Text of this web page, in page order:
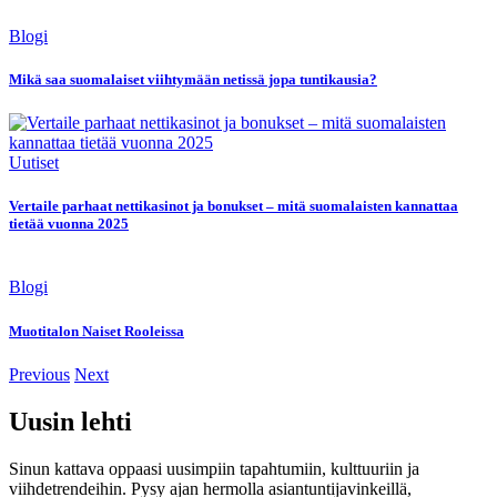
Blogi
Mikä saa suomalaiset viihtymään netissä jopa tuntikausia?
Uutiset
Vertaile parhaat nettikasinot ja bonukset – mitä suomalaisten kannattaa
tietää vuonna 2025
Blogi
Muotitalon Naiset Rooleissa
Previous Next
Uusin lehti
Sinun kattava oppaasi uusimpiin tapahtumiin, kulttuuriin ja
viihdetrendeihin. Pysy ajan hermolla asiantuntijavinkeillä,